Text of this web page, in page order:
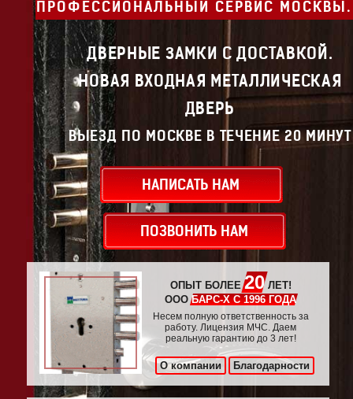
ПРОФЕССИОНАЛЬНЫЙ СЕРВИС МОСКВЫ.
ДВЕРНЫЕ ЗАМКИ С ДОСТАВКОЙ.
НОВАЯ ВХОДНАЯ МЕТАЛЛИЧЕСКАЯ
ДВЕРЬ
ВЫЕЗД ПО МОСКВЕ В ТЕЧЕНИЕ 20 МИНУТ
НАПИСАТЬ НАМ
ПОЗВОНИТЬ НАМ
ОПЫТ БОЛЕЕ20ЛЕТ!
ОООБАРС-Х С 1996 ГОДА
Несем полную ответственность за
работу. Лицензия МЧС. Даем
реальную гарантию до 3 лет!
О компании Благодарности